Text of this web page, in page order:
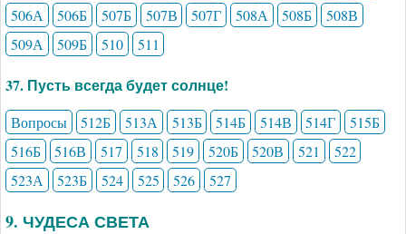
506А
506Б 507Б 507В 507Г 508А 508Б
508В
509А
509Б 510 511
37. Пусть всегда будет солнце!
Вопросы 512Б 513А 513Б 514Б 514В 514Г
515Б
516Б
516В 517 518 519 520Б 520В 521
522
523А
523Б 524 525 526 527
9. ЧУДЕСА СВЕТА